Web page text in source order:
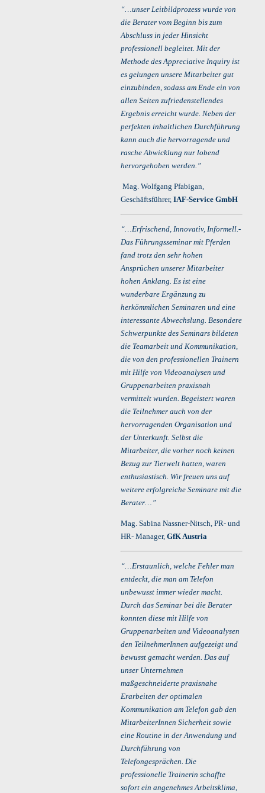
“…unser Leitbildprozess wurde von
die Berater vom Beginn bis zum
Abschluss in jeder Hinsicht
professionell begleitet. Mit der
Methode des Appreciative Inquiry ist
es gelungen unsere Mitarbeiter gut
einzubinden, sodass am Ende ein von
allen Seiten zufriedenstellendes
Ergebnis erreicht wurde. Neben der
perfekten inhaltlichen Durchführung
kann auch die hervorragende und
rasche Abwicklung nur lobend
hervorgehoben werden.”
Mag. Wolfgang Pfabigan,
Geschäftsführer, IAF-Service GmbH
“…Erfrischend, Innovativ, Informell.-
Das Führungsseminar mit Pferden
fand trotz den sehr hohen
Ansprüchen unserer Mitarbeiter
hohen Anklang. Es ist eine
wunderbare Ergänzung zu
herkömmlichen Seminaren und eine
interessante Abwechslung. Besondere
Schwerpunkte des Seminars bildeten
die Teamarbeit und Kommunikation,
die von den professionellen Trainern
mit Hilfe von Videoanalysen und
Gruppenarbeiten praxisnah
vermittelt wurden. Begeistert waren
die Teilnehmer auch von der
hervorragenden Organisation und
der Unterkunft. Selbst die
Mitarbeiter, die vorher noch keinen
Bezug zur Tierwelt hatten, waren
enthusiastisch. Wir freuen uns auf
weitere erfolgreiche Seminare mit die
Berater…”
Mag. Sabina Nassner-Nitsch, PR- und
HR- Manager, GfK Austria
“…Erstaunlich, welche Fehler man
entdeckt, die man am Telefon
unbewusst immer wieder macht.
Durch das Seminar bei die Berater
konnten diese mit Hilfe von
Gruppenarbeiten und Videoanalysen
den TeilnehmerInnen aufgezeigt und
bewusst gemacht werden. Das auf
unser Unternehmen
maßgeschneiderte praxisnahe
Erarbeiten der optimalen
Kommunikation am Telefon gab den
MitarbeiterInnen Sicherheit sowie
eine Routine in der Anwendung und
Durchführung von
Telefongesprächen. Die
professionelle Trainerin schaffte
sofort ein angenehmes Arbeitsklima,